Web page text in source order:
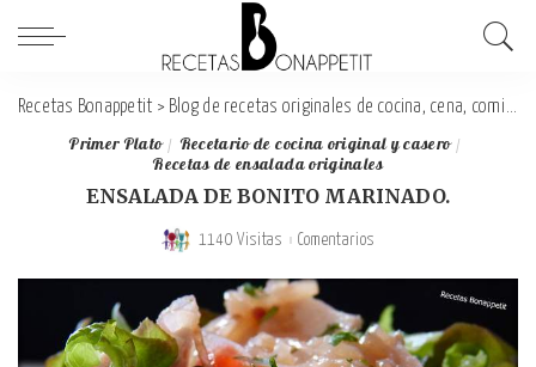
Recetas Bonappetit > Blog de recetas originales de cocina, cena, comida y desayuno
Primer Plato Recetario de cocina original y casero
Recetas de ensalada originales
ENSALADA DE BONITO MARINADO.
1140 Visitas Comentarios